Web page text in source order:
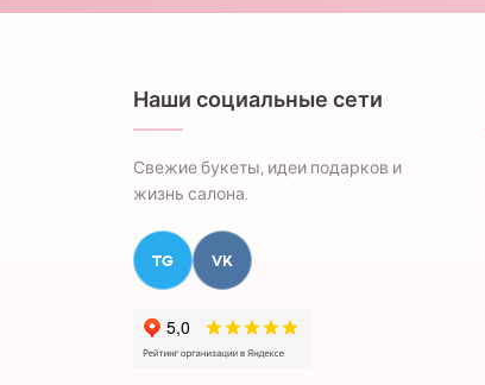
Наши социальные сети
Свежие букеты, идеи подарков и
жизнь салона.
TG VK